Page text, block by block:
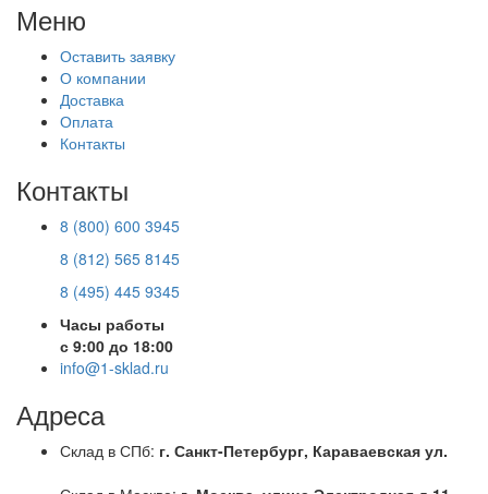
Меню
Оставить заявку
О компании
Доставка
Оплата
Контакты
Контакты
8 (800) 600 3945
8 (812) 565 8145
8 (495) 445 9345
Часы работы
с 9:00 до 18:00
info@1-sklad.ru
Адреса
Склад в СПб: г. Санкт-Петербург, Караваевская ул.